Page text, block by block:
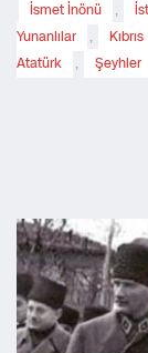
İsmet İnönü ,
Yunanlılar
, Kıbrıs
Atatürk
, Şeyhler